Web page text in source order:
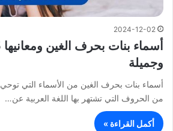
2024-12-02
وجميلة
أسماء بنات بحرف الغين من الأسماء التي
من الحروف التي تشتهر بها اللغة العربية عن…
أكمل القراءة »